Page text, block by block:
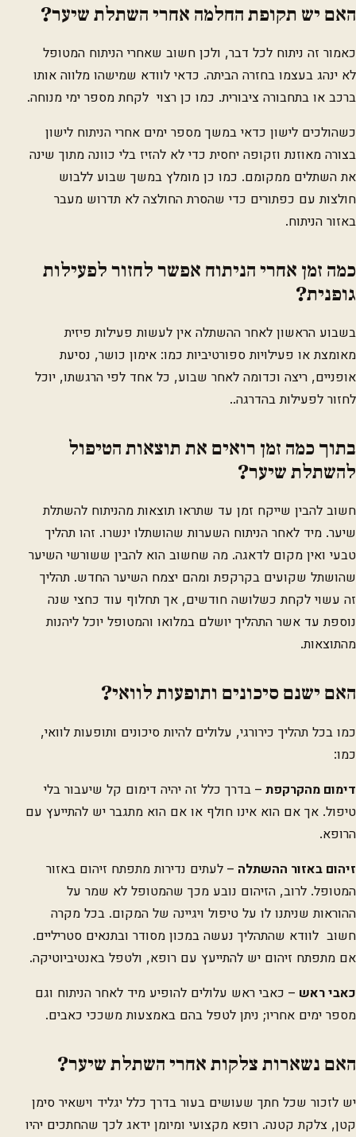
האם יש תקופת החלמה אחרי השתלת שיער?
כאמור זה ניתוח לכל דבר, ולכן חשוב שאחרי הניתוח המטופל
לא ינהג בעצמו בחזרה הביתה. כדאי לוודא שמישהו מלווה אותו
ברכב או בתחבורה ציבורית. כמו כן רצוי לקחת מספר ימי מנוחה.
כשהולכים לישון כדאי במשך מספר ימים אחרי הניתוח לישון
בצורה מאוזנת וזקופה יחסית כדי לא להזיז בלי כוונה מתוך שינה
את השתלים ממקומם. כמו כן מומלץ במשך שבוע ללבוש
חולצות עם כפתורים כדי שהסרת החולצה לא תדרוש מעבר
באזור הניתוח.
כמה זמן אחרי הניתוח אפשר לחזור לפעילות
גופנית?
בשבוע הראשון לאחר ההשתלה אין לעשות פעילות פיזית
מאומצת או פעילויות ספורטיביות כמו: אימון כושר, נסיעת
אופניים, ריצה וכדומה לאחר שבוע, כל אחד לפי הרגשתו, יוכל
לחזור לפעילות בהדרגה..
בתוך כמה זמן רואים את תוצאות הטיפול
להשתלת שיער?
חשוב להבין שייקח זמן עד שתראו תוצאות מהניתוח להשתלת
שיער. מיד לאחר הניתוח השערות שהושתלו ינשרו. זהו תהליך
טבעי ואין מקום לדאגה. מה שחשוב הוא להבין ששורשי השיער
שהושתל שקועים בקרקפת ומהם יצמח השיער החדש. תהליך
זה עשוי לקחת כשלושה חודשים, אך תחלוף עוד כחצי שנה
נוספת עד אשר התהליך יושלם במלואו והמטופל יוכל ליהנות
מהתוצאות.
האם ישנם סיכונים ותופעות לוואי?
כמו בכל תהליך כירורגי, עלולים להיות סיכונים ותופעות לוואי,
כמו:
דימום מהקרקפת – בדרך כלל זה יהיה דימום קל שיעבור בלי
טיפול. אך אם הוא אינו חולף או אם הוא מתגבר יש להתייעץ עם
הרופא.
זיהום באזור ההשתלה – לעתים נדירות מתפתח זיהום באזור
המטופל. לרוב, הזיהום נובע מכך שהמטופל לא שמר על
ההוראות שניתנו לו על טיפול ויגיינה של המקום. בכל מקרה
חשוב לוודא שהתהליך נעשה במכון מסודר ובתנאים סטריליים.
אם מתפתח זיהום יש להתייעץ עם רופא, ולטפל באנטיביוטיקה.
כאבי ראש – כאבי ראש עלולים להופיע מיד לאחר הניתוח וגם
מספר ימים אחריו; ניתן לטפל בהם באמצעות משככי כאבים.
האם נשארות צלקות אחרי השתלת שיער?
יש לזכור שכל חתך שעושים בעור בדרך כלל יגליד וישאיר סימן
קטן, צלקת קטנה. רופא מקצועי ומיומן ידאג לכך שהחתכים יהיו